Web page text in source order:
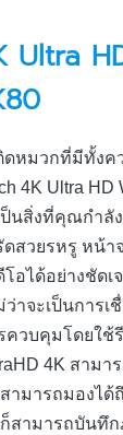
Ultra
หมวกที่มีทั้งค
4K Ultra HD
ป็นสิ่งที่คุณกำ
สวยรหรู หน้า
อได้อย่างชัดเ
าจะเป็นการเ
วบคุมโดยใช้
4K สามา
ามารถมองได้
สามารถบันทึก